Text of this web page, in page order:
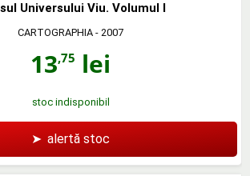
Universului Viu. Volumul I
CARTOGRAPHIA - 2007
13,75 lei
stoc indisponibil
➤ alertă stoc